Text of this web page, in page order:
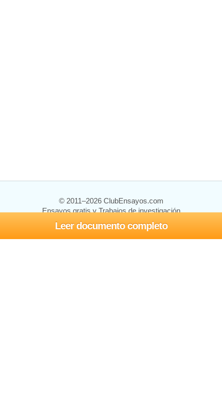
Leer documento completo
© 2011–2026 ClubEnsayos.com
Ensayos gratis y Trabajos de investigación